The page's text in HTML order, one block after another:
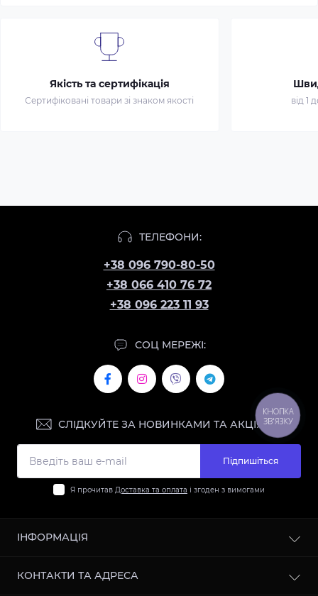
Якість та сертифікація
Сертифіковані товари зі знаком якості від 1
ТЕЛЕФОНИ:
+38 096 790-80-50
+38 066 410 76 72
+38 096 223 11 93
СОЦ МЕРЕЖІ:
СЛІДКУЙТЕ ЗА НОВИНКАМИ ТА АКЦІЯМИ:
Підпишіться
Я прочитав Доставка та оплата і згоден з вимогами
ІНФОРМАЦІЯ
Доставка та оплата
КОНТАКТИ ТА АДРЕСА
КНОПКА
ЗВ'ЯЗКУ